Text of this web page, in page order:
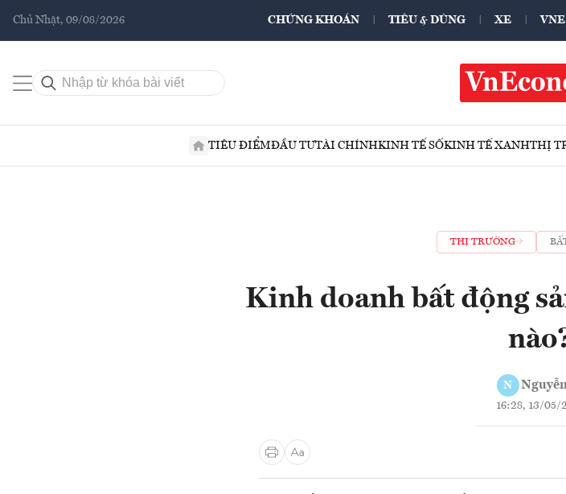
Chủ Nhật, 09/08/2026 CHỨNG KHOÁN TIÊU & DÙNG XE
TIÊU ĐIỂMĐẦU TƯTÀI CHÍNHKINH TẾ SỐKINH TẾ XANHTHỊ
THỊ TRƯỜNG
Kinh doanh bất động
N
16:28, 13/05/